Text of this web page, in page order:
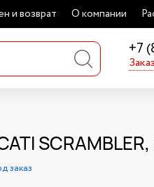
и возврат О компании
+7
заказ